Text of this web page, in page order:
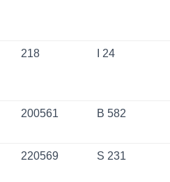
218 I 24
200561 B 582
220569 S 231